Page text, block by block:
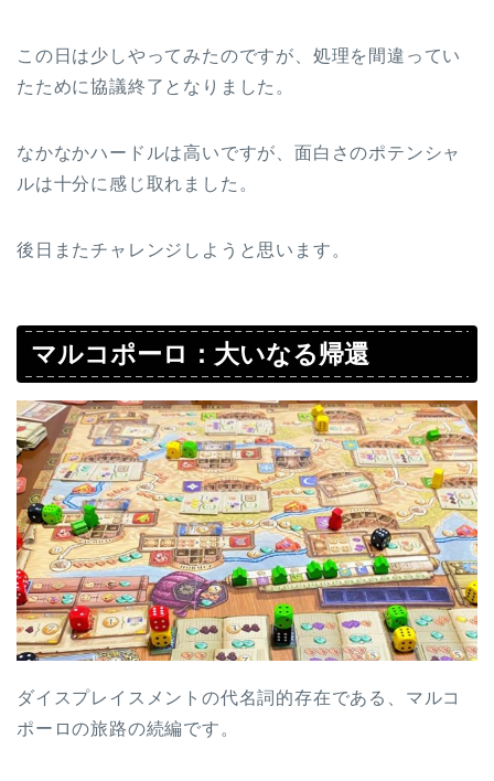
この日は少しやってみたのですが、処理を間違ってい
たために協議終了となりました。
なかなかハードルは高いですが、面白さのポテンシャ
ルは十分に感じ取れました。
後日またチャレンジしようと思います。
マルコポーロ：大いなる帰還
ダイスプレイスメントの代名詞的存在である、マルコ
ポーロの旅路の続編です。